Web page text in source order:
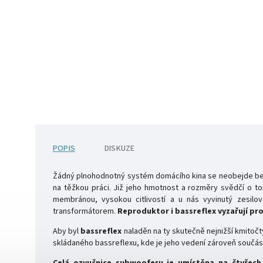
POPIS DISKUZE
Žádný plnohodnotný systém domácího kina se neobejde
na těžkou práci. Již jeho hmotnost a rozměry svědčí o
membránou, vysokou citlivostí a u nás vyvinutý
transformátorem. Reproduktor i bassreflex vyzařují
Aby byl bassreflex naladěn na ty skutečně nejnižší
skládaného bassreflexu, kde je jeho vedení zároveň